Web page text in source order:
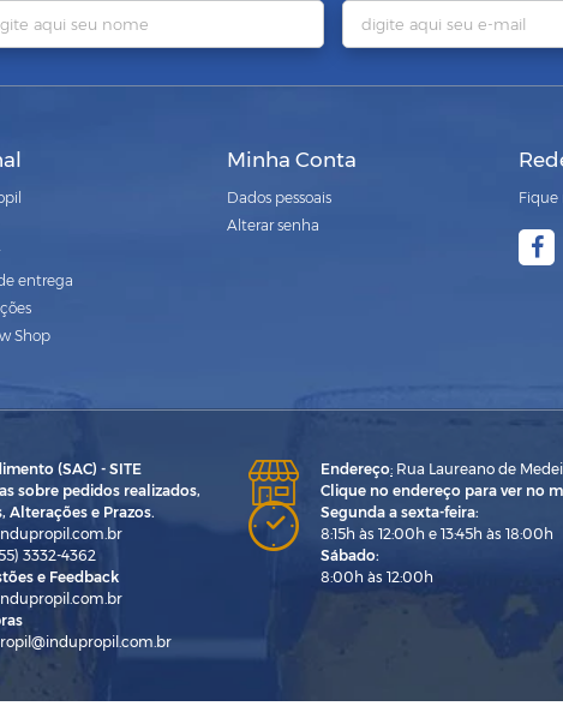
entrega
Shop
Minha Conta
Dados pessoais
Alterar senha
Fique
(SAC) - SITE
sobre pedidos realizados,
Alterações e Prazos.
3332-4362
e Feedback
Endereço: Rua Laureano de
Clique no endereço para ver no
Segunda a sexta-feira:
8:15h às 12:00h e 13:45h às 18:00h
Sábado:
8:00h às 12:00h